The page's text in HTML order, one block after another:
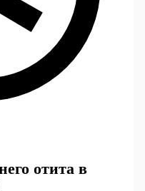
отита в